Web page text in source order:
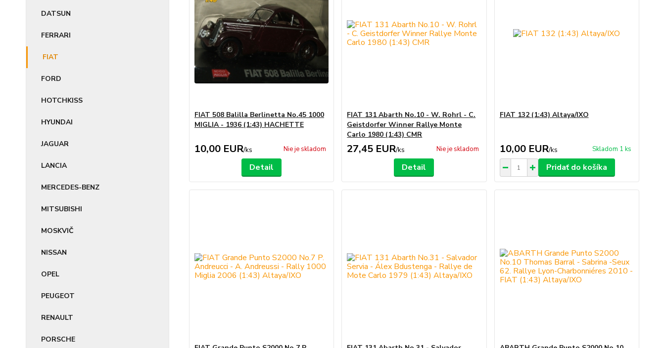
DATSUN
FERRARI
FIAT
FORD
HOTCHKISS
HYUNDAI
JAGUAR
LANCIA
MERCEDES-BENZ
MITSUBISHI
MOSKVIČ
NISSAN
OPEL
PEUGEOT
RENAULT
PORSCHE
FIAT 508 Balilla Berlinetta No.45 1000
MIGLIA - 1936 (1:43) HACHETTE
10,00 EUR/ks Nie je skladom
Detail
FIAT 131 Abarth No.10 - W. Rohrl - C.
Geistdorfer Winner Rallye Monte
Carlo 1980 (1:43) CMR
27,45 EUR/ks Nie je skladom
Detail
FIAT 132 (1:43) Altaya/IXO
10,00 EUR/ks Skladom 1 ks
Pridať do košíka